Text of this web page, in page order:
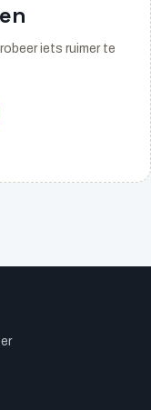
iets ruimer te